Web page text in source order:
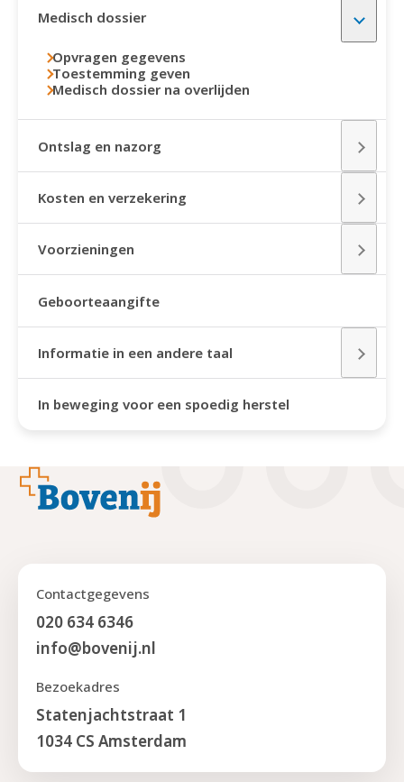
Medisch dossier
Opvragen gegevens
Toestemming geven
Medisch dossier na overlijden
Ontslag en nazorg
Kosten en verzekering
Voorzieningen
Geboorteaangifte
Informatie in een andere taal
In beweging voor een spoedig herstel
Footer
Contactgegevens
020 634 6346
info@bovenij.nl
Bezoekadres
Statenjachtstraat 1
1034 CS Amsterdam